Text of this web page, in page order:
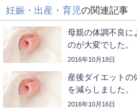
妊娠・出産・育児の関連記事
母親の体調不良に
のが大変でした。
2016年10月18日
産後ダイエットの
を減らしました。
2016年10月16日